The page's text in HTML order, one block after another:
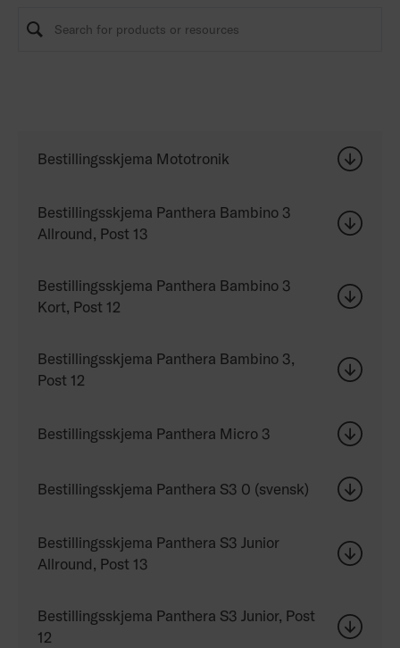
Bestillingsskjema Mototronik
Bestillingsskjema Panthera Bambino 3
Allround, Post 13
Bestillingsskjema Panthera Bambino 3
Kort, Post 12
Bestillingsskjema Panthera Bambino 3,
Post 12
Bestillingsskjema Panthera Micro 3
Bestillingsskjema Panthera S3 0 (svensk)
Bestillingsskjema Panthera S3 Junior
Allround, Post 13
Bestillingsskjema Panthera S3 Junior, Post
12